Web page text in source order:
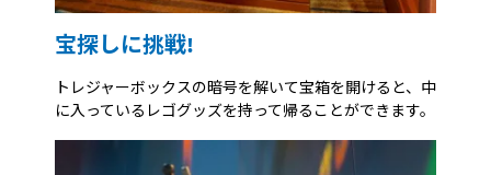
宝探しに挑戦!
トレジャーボックスの暗号を解いて宝箱を開けると、中
に入っているレゴグッズを持って帰ることができます。